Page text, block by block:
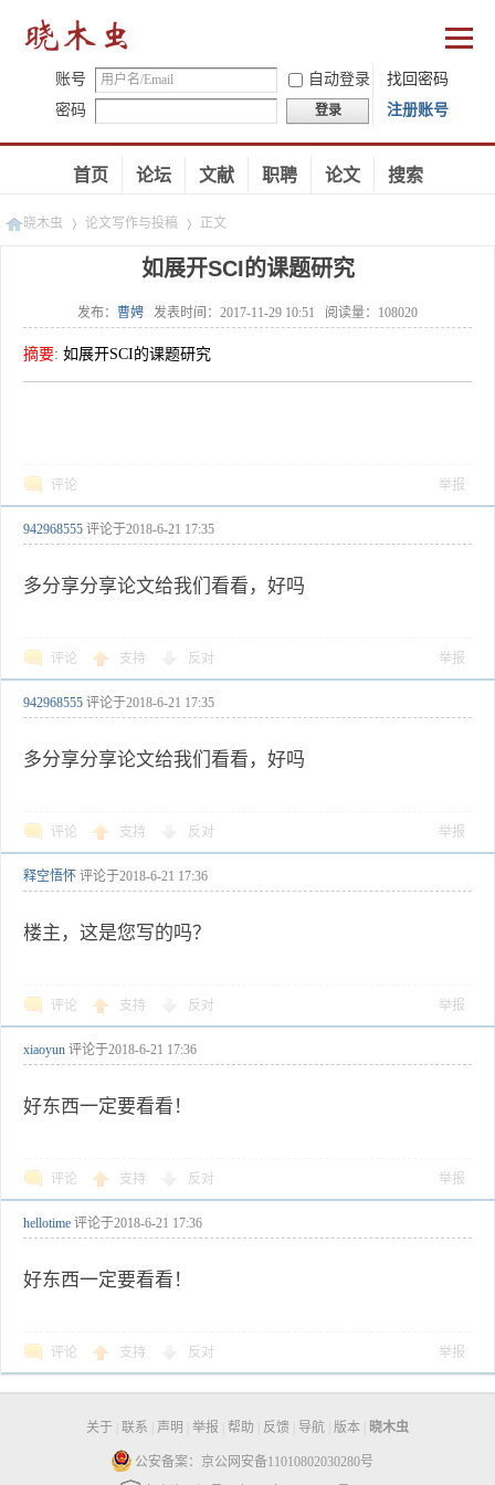
账号 自动登录
找回密码
密码
登录 注册账号
首页 论坛 文献 职聘 论文 搜索
晓木虫 论文写作与投稿
»
正文
如展开SCI的课题研究
发布： 曹娉 发表时间： 2017-11-29 10:51 阅读量： 108020
摘要: 如展开SCI的课题研究
评论 举报
942968555 评论于2018-6-21 17:35
多分享分享论文给我们看看，好吗
评论 支持 反对 举报
942968555 评论于2018-6-21 17:35
多分享分享论文给我们看看，好吗
评论 支持 反对 举报
释空悟怀 评论于2018-6-21 17:36
楼主，这是您写的吗？
评论 支持 反对 举报
xiaoyun 评论于2018-6-21 17:36
好东西一定要看看！
评论 支持 反对 举报
hellotime 评论于2018-6-21 17:36
好东西一定要看看！
评论 支持 反对 举报
关于 联系 声明 举报 帮助 反馈 导航 版本 晓木虫
公安备案：京公网安备11010802030280号